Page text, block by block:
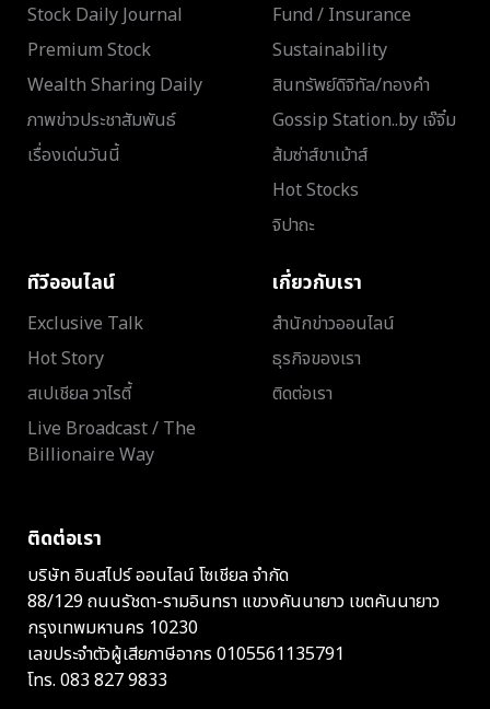
Stock Daily Journal
Premium Stock
Wealth Sharing Daily
ภาพข่าวประชาสัมพันธ์
เรื่องเด่นวันนี้
Fund / Insurance
Sustainability
สินทรัพย์ดิจิทัล/ทองคำ
Gossip Station..by เจ๊จิ๋ม
ส้มซ่าส์ขาเม้าส์
Hot Stocks
จิปาถะ
ทีวีออนไลน์
Exclusive Talk
Hot Story
สเปเชียล วาไรตี้
Live Broadcast / The
Billionaire Way
เกี่ยวกับเรา
สำนักข่าวออนไลน์
ธุรกิจของเรา
ติดต่อเรา
ติดต่อเรา
บริษัท อินสไปร์ ออนไลน์ โซเชียล จำกัด
88/129 ถนนรัชดา-รามอินทรา แขวงคันนายาว เขตคันนายาว
กรุงเทพมหานคร 10230
เลขประจำตัวผู้เสียภาษีอากร 0105561135791
โทร. 083 827 9833